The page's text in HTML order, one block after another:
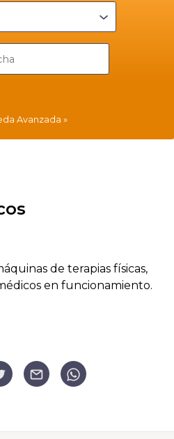
Avanzada
de terapias físicas,
en funcionamiento.